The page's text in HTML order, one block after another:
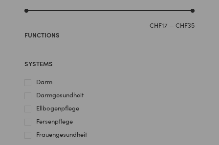
CHF17 —CHF35
FUNCTIONS
SYSTEMS
Darm
Darmgesundheit
Ellbogenpflege
Fersenpflege
Frauengesundheit